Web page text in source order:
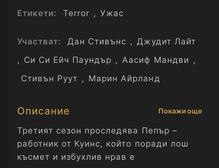
Етикети:
Terror , Ужас
Участват: Дан Стивънс , Джудит Лайт
, Си Си Ейч Паундър , Аасиф Мандви ,
Стивън Руут , Марин Айрланд
Описание Покажи още
Третият сезон проследява Пепър –
работник от Куинс, който поради лош
късмет и избухлив нрав е